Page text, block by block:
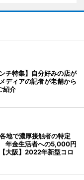
チ特集】自分好みの店が
ディアの記者が老舗から
紹介
で濃厚接触者の特定
年金生活者への5,000円
大阪】2022年新型コロ